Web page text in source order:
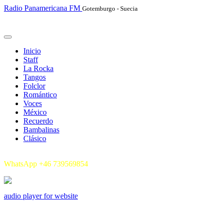
Radio Panamericana FM Gotemburgo - Suecia
Inicio
Staff
La Rocka
Tangos
Folclor
Romántico
Voces
México
Recuerdo
Bambalinas
Clásico
WhatsApp +46 739569854
audio player for website